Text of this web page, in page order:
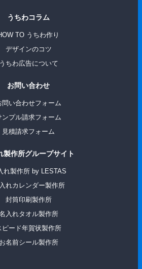
うちわコラム
TO うちわ作り
デザインのコツ
うちわ広告について
お問い合わせ
問い合わせフォーム
ンプル請求フォーム
見積請求フォーム
製作所グループサイト
れ製作所 by LESTAS
れカレンダー製作所
封筒印刷製作所
入れタオル製作所
ピード年賀状製作所
お名前シール製作所